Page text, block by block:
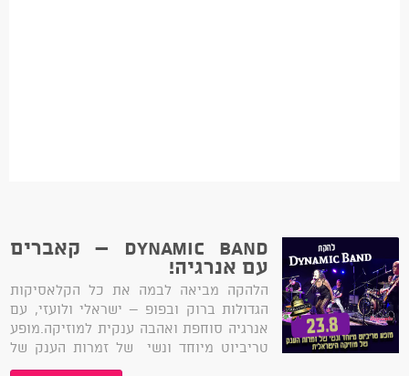
Dynamic Band – קאברים
עם אנרגיה!
הלהקה מביאה לבמה את כל הקלאסיקות
הגדולות ברוק ובפופ – ישראלי ולועזי, עם
אנרגיה סוחפת ואהבה ענקית למוזיקה.מופע
טריביוט מיוחד ונשי של זמרות הענק של
מוזיקה הישראלית – ריקי גל, שרי, ריטה,